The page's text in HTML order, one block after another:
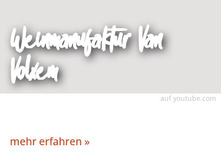
auf youtube.com
Weinmanufaktur Van
Volxem
mehr erfahren »